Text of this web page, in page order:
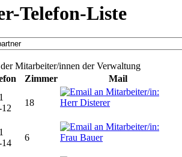
Telefon-Liste
Mitarbeiter/innen der Verwaltung
Zimmer
Mail
18
14
6